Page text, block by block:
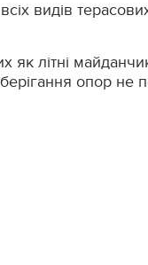
видів терасових
літні
опор не